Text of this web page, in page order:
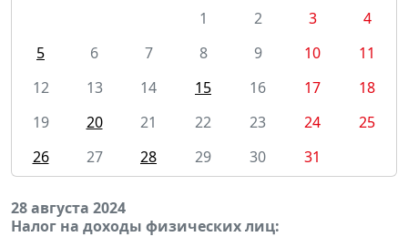
1
2 3
4
5
6 7 8 9 10
11
12
13 14 15 16 17
18
19
20 21 22 23 24
25
26
27 28 29 30 31
28 августа 2024
Налог на доходы физических лиц: